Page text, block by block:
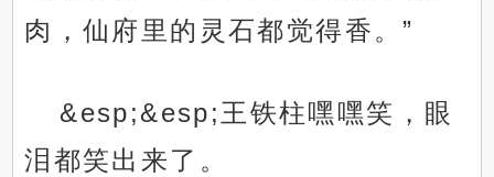
肉，仙府里的灵石都觉得香。”
&esp;&esp;王铁柱嘿嘿笑，眼
泪都笑出来了。